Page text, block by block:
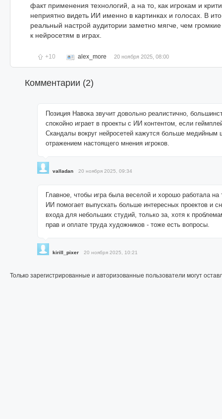
факт применения технологий, а на то, как игрокам и
неприятно видеть ИИ именно в картинках и голосах. В
реальный настрой аудитории заметно мягче, чем громкие
к нейросетям в играх.
+10 alex_more 20 ноября 2025, 08:00
Комментарии (2)
Позиция Навока звучит довольно реалистично,
спокойно играет в проекты с ИИ контентом, если
Скандалы вокруг нейросетей кажутся больше
отражением настоящего мнения игроков.
valladan 20 ноября 2025, 09:34
Главное, чтобы игра была веселой и хорошо работала
ИИ помогает выпускать больше интересных проектов и
входа для небольших студий, только за, хотя к
прав и оплате труда художников - тоже есть вопросы.
kirill_pixer 20 ноября 2025, 10:21
Только зарегистрированные и авторизованные пользователи могут